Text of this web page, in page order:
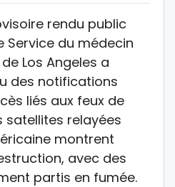
rendu public
Service du médecin
Los Angeles a
des notifications
liés aux feux de
satellites relayées
montrent
avec des
partis en fumée.